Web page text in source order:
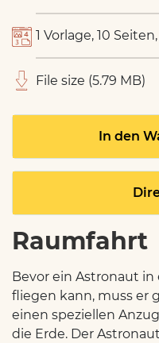
1 Vorlage, 10
File size (5.79 MB)
In den
Raumfahrt
Bevor ein Astronaut in
fliegen kann, muss er
einen speziellen
die Erde. Der